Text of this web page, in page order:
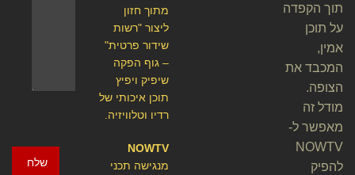
שלח
מתוך חזון
ליצור "רשות
שידור פרטית"
– גוף הפקה
שיפיק ויפיץ
תוכן איכותי של
רדיו וטלוויזיה.
NOWTV
מנגישה תכני
תוך הקפדה
על תוכן
אמין,
המכבד את
הצופה.
מודל זה
מאפשר ל-
NOWTV
להפיק